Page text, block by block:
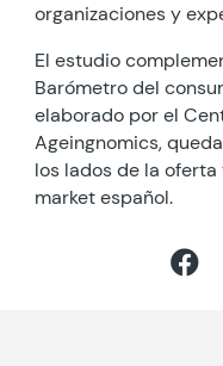
organizaciones y
El estudio
Barómetro del
elaborado por el
Ageingnomics,
los lados de la
market español.
